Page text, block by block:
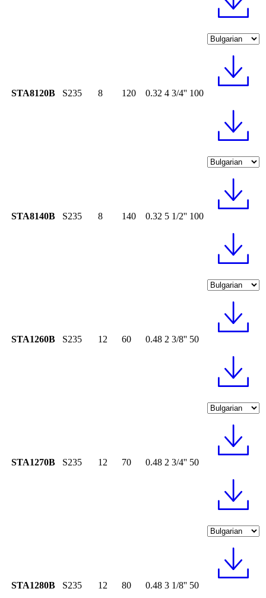
STA8120B S235 8 120 0.32 4 3/4'' 100
STA8140B S235 8 140 0.32 5 1/2'' 100
STA1260B S235 12 60 0.48 2 3/8'' 50
STA1270B S235 12 70 0.48 2 3/4'' 50
STA1280B S235 12 80 0.48 3 1/8'' 50